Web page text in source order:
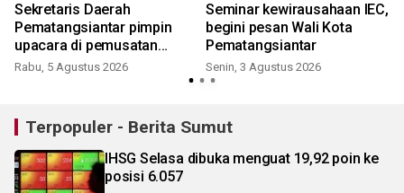
Sekretaris Daerah
Pematangsiantar pimpin
upacara di pemusatan
latihan calon Paskibraka
Rabu, 5 Agustus 2026
Seminar kewirausahaan IEC,
begini pesan Wali Kota
Pematangsiantar
Senin, 3 Agustus 2026
Terpopuler - Berita Sumut
IHSG Selasa dibuka menguat 19,92 poin ke
posisi 6.057